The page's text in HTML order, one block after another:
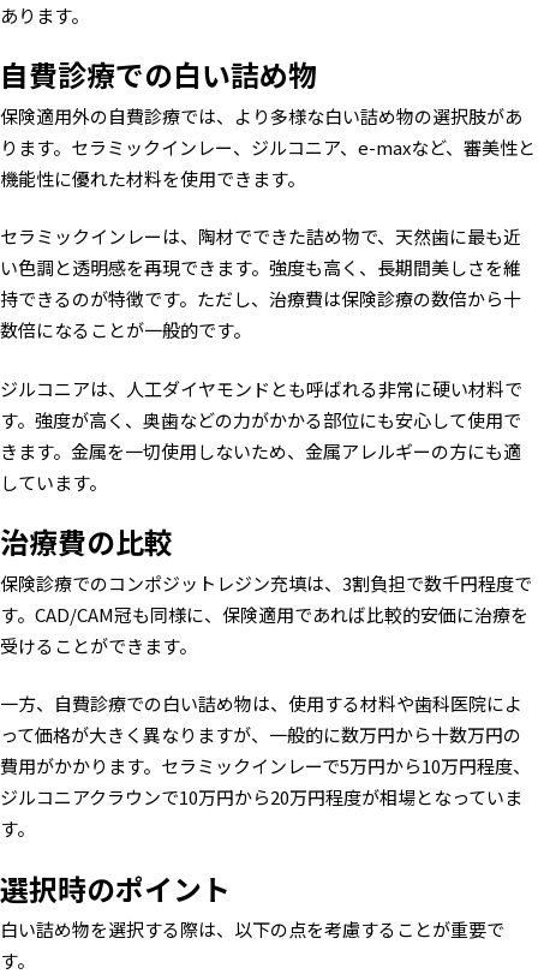
あります。
自費診療での白い詰め物
保険適用外の自費診療では、より多様な白い詰め物の選択肢があ
ります。セラミックインレー、ジルコニア、e-maxなど、審美性と
機能性に優れた材料を使用できます。
セラミックインレーは、陶材でできた詰め物で、天然歯に最も近
い色調と透明感を再現できます。強度も高く、長期間美しさを維
持できるのが特徴です。ただし、治療費は保険診療の数倍から十
数倍になることが一般的です。
ジルコニアは、人工ダイヤモンドとも呼ばれる非常に硬い材料で
す。強度が高く、奥歯などの力がかかる部位にも安心して使用で
きます。金属を一切使用しないため、金属アレルギーの方にも適
しています。
治療費の比較
保険診療でのコンポジットレジン充填は、3割負担で数千円程度で
す。CAD/CAM冠も同様に、保険適用であれば比較的安価に治療を
受けることができます。
一方、自費診療での白い詰め物は、使用する材料や歯科医院によ
って価格が大きく異なりますが、一般的に数万円から十数万円の
費用がかかります。セラミックインレーで5万円から10万円程度、
ジルコニアクラウンで10万円から20万円程度が相場となっていま
す。
選択時のポイント
白い詰め物を選択する際は、以下の点を考慮することが重要で
す。